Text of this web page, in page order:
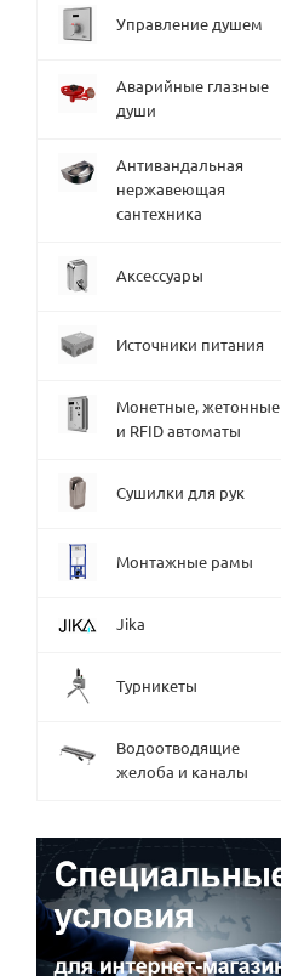
Управление душем
Аварийные глазные
души
Антивандальная
нержавеющая
сантехника
Аксессуары
Источники питания
Монетные, жетонные
и RFID автоматы
Сушилки для рук
Монтажные рамы
Jika
Турникеты
Водоотводящие
желоба и каналы